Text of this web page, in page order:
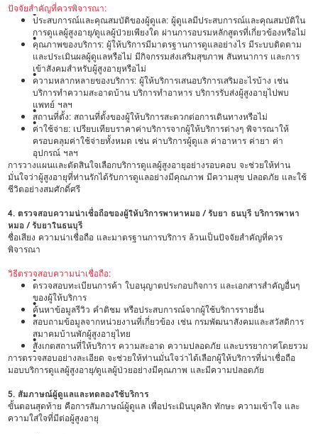
ปัจจัยสำคัญที่ควรพิจารณา:
•
ประสบการณ์และคุณสมบัติของผู้ดูแล: ผู้ดูแลมีประสบการณ์และคุณสมบัติใน
การดูแลผู้สูงอายุ/ดูแลผู้ป่วยเพียงใด ผ่านการอบรมหลักสูตรที่เกี่ยวข้องหรือไม่
•
คุณภาพของบริการ: ผู้ให้บริการมีมาตรฐานการดูแลอย่างไร มีระบบติดตาม
และประเมินผลผู้ดูแลหรือไม่ มีกิจกรรมส่งเสริมสุขภาพ สันทนาการ และการ
เข้าสังคมสำหรับผู้สูงอายุหรือไม่
•
ความหลากหลายของบริการ: ผู้ให้บริการเสนอบริการเสริมอะไรบ้าง เช่น
บริการทำความสะอาดบ้าน บริการทำอาหาร บริการรับส่งผู้สูงอายุไปพบ
แพทย์ ฯลฯ
•
สถานที่ตั้ง: สถานที่ตั้งของผู้ให้บริการสะดวกต่อการเดินทางหรือไม่
•
ค่าใช้จ่าย: เปรียบเทียบราคาค่าบริการจากผู้ให้บริการต่างๆ พิจารณาให้
ครอบคลุมค่าใช้จ่ายทั้งหมด เช่น ค่าบริการผู้ดูแล ค่าอาหาร ค่ายา ค่า
อุปกรณ์ ฯลฯ
การวางแผนและตัดสินใจเลือกบริการดูแลผู้สูงอายุอย่างรอบคอบ จะช่วยให้ท่าน
มั่นใจว่าผู้สูงอายุที่ท่านรักได้รับการดูแลอย่างมีคุณภาพ มีความสุข ปลอดภัย และใช้
ชีวิตอย่างสมศักดิ์ศรี
4. ตรวจสอบความน่าเชื่อถือของผู้ให้บริการพาหาหมอ / รับยา ธนบุรี บริการพาหา
หมอ / รับยาในธนบุรี
ชื่อเสียง ความน่าเชื่อถือ และมาตรฐานการบริการ ล้วนเป็นปัจจัยสำคัญที่ควร
พิจารณา
วิธีตรวจสอบความน่าเชื่อถือ:
•
ตรวจสอบทะเบียนการค้า ใบอนุญาตประกอบกิจการ และเอกสารสำคัญอื่นๆ
ของผู้ให้บริการ
•
ค้นหาข้อมูลรีวิว คำติชม หรือประสบการณ์จากผู้ใช้บริการรายอื่น
•
สอบถามข้อมูลจากหน่วยงานที่เกี่ยวข้อง เช่น กรมพัฒนาสังคมและสวัสดิการ
สมาคมบ้านพักผู้สูงอายุไทย
•
สังเกตสถานที่ให้บริการ ความสะอาด ความปลอดภัย และบรรยากาศโดยรวม
•
การตรวจสอบอย่างละเอียด จะช่วยให้ท่านมั่นใจว่าได้เลือกผู้ให้บริการที่น่าเชื่อถือ
มอบบริการดูแลผู้สูงอายุ/ดูแลผู้ป่วยอย่างมีคุณภาพ และมีความปลอดภัย
5. สัมภาษณ์ผู้ดูแลและทดลองใช้บริการ
ขั้นตอนสุดท้าย คือการสัมภาษณ์ผู้ดูแล เพื่อประเมินบุคลิก ทักษะ ความเข้าใจ และ
ความใส่ใจที่มีต่อผู้สูงอายุ